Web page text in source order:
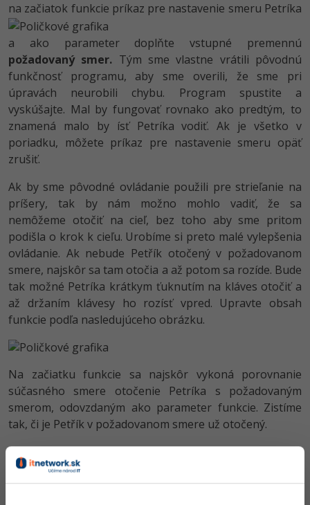
na začiatok funkcie príkaz pre nastavenie smeru Petríka
a ako parameter doplňte vstupné premennú
požadovaný smer. Tým sme vlastne vrátili pôvodnú
funkčnosť programu, aby sme overili, že sme pri
úpravách neurobili chybu. Program spustite a
vyskúšajte. Mal by fungovať rovnako ako predtým, to
znamená malo by ísť Petríka vodiť. Ak je všetko v
poriadku, môžete príkaz pre nastavenie smeru opäť
zrušiť.
Ak by sme pôvodné ovládanie použili pre strieľanie na
príšery, tak by nám možno mohlo vadiť, že sa
nemôžeme otočiť na cieľ, bez toho aby sme pritom
podišla o krok k cieľu. Urobíme si preto malé vylepšenia
ovládanie. Ak nebude Petřík otočený v požadovanom
smere, najskôr sa tam otočia a až potom sa rozíde. Bude
tak možné Petríka krátkym ťuknutím na kláves otočiť a
až držaním klávesy ho rozísť vpred. Upravte obsah
funkcie podľa nasledujúceho obrázku.
Na začiatku funkcie sa najskôr vykoná porovnanie
súčasného smere otočenie Petríka s požadovaným
smerom, odovzdaným ako parameter funkcie. Zistíme
tak, či je Petřík v požadovanom smere už otočený.
Ak je Petřík otočený správne, môže popojít o krok
vpred. Urobí to však opatrným spôsobom. Najskôr
otestuje, či pred ním nie je múr. Ak nie je múr, môže